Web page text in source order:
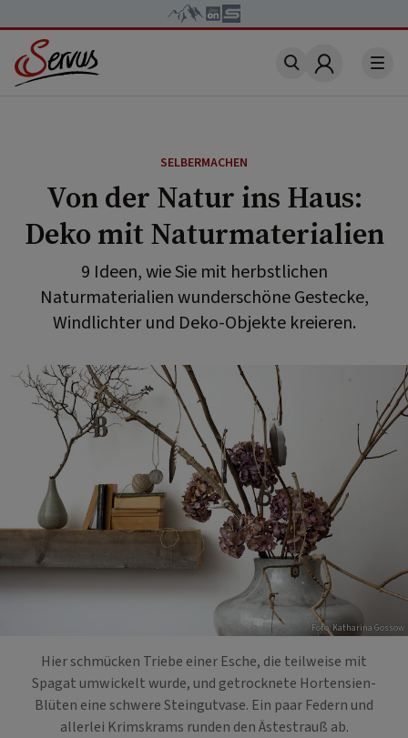
Account
SELBERMACHEN
Von der Natur ins Haus:
Deko mit Naturmaterialien
9 Ideen, wie Sie mit herbstlichen
Naturmaterialien wunderschöne Gestecke,
Windlichter und Deko-Objekte kreieren.
Foto: Katharina Gossow
Hier schmücken Triebe einer Esche, die teilweise mit
Spagat umwickelt wurde, und getrocknete Hortensien-
Blüten eine schwere Steingutvase. Ein paar Federn und
allerlei Krimskrams runden den Ästestrauß ab.